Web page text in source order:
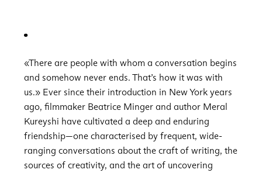
«There are people with whom a conversation begins
and somehow never ends. That’s how it was with
us.» Ever since their introduction in New York years
ago, filmmaker Beatrice Minger and author Meral
Kureyshi have cultivated a deep and enduring
friendship—one characterised by frequent, wide-
ranging conversations about the craft of writing, the
sources of creativity, and the art of uncovering